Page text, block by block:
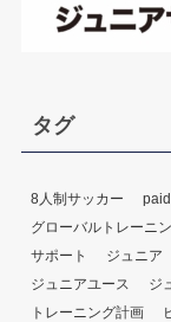
タグ
8人制サッカー paid
グローバルトレーニ
サポート
ジュニア
ジュニアユース
ジ
トレーニング計画